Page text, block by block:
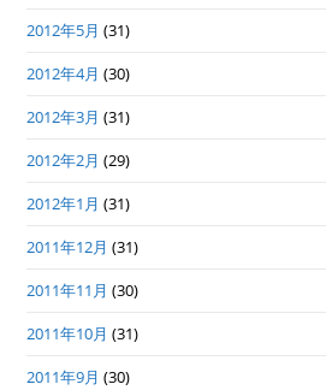
2012年5月 (31)
2012年4月 (30)
2012年3月 (31)
2012年2月 (29)
2012年1月 (31)
2011年12月 (31)
2011年11月 (30)
2011年10月 (31)
2011年9月 (30)